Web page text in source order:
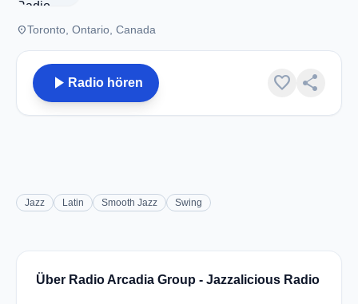
placeToronto, Ontario, Canada
play_arrow Radio hören favorite share
Jazz Latin Smooth Jazz Swing
Über Radio Arcadia Group - Jazzalicious Radio